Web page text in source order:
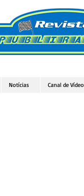
Notícias Canal de Vídeo